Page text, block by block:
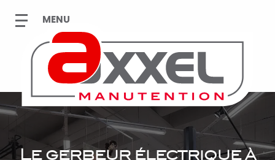
Le gerbeur électrique à